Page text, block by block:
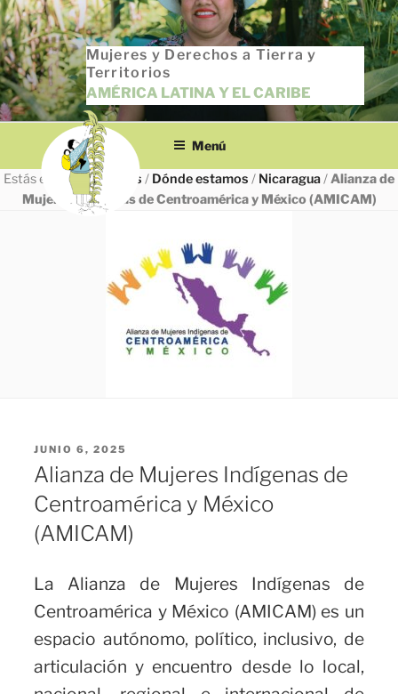
Saltar
al
contenido
Mujeres y Derechos a Tierra y
Territorios
AMÉRICA LATINA Y EL CARIBE
Menú
Estás en INICIO/ Todas / Dónde estamos / Nicaragua/Alianza de
Mujeres Indígenas de Centroamérica y México (AMICAM)
PUBLICADO
EL
JUNIO 6, 2025
Alianza de Mujeres Indígenas de
Centroamérica y México
(AMICAM)
La Alianza de Mujeres Indígenas de
Centroamérica y México (AMICAM) es un
espacio autónomo, político, inclusivo, de
articulación y encuentro desde lo local,